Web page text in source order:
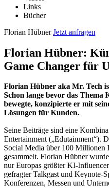
Links
Bücher
Florian Hübner Jetzt anfragen
Florian Hübner:
Game Changer für
Florian Hübner aka Mr. Tech
Schon lange bevor das Thema
bewegte, konzipierte er mit
Lösungen für Kunden.
Seine Beiträge sind eine
Entertainment („Edutainment“).
Social Media über 100 Millionen
gesammelt. Florian Hübner
nur Europas größter KI-
gefragter Talkgast und Keynote-
Konferenzen, Messen und